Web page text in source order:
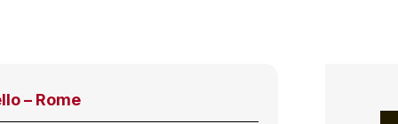
– Rome